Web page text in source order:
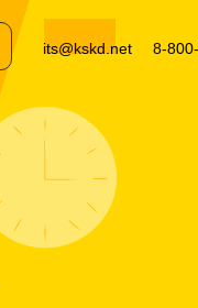
its@kskd.net 8-